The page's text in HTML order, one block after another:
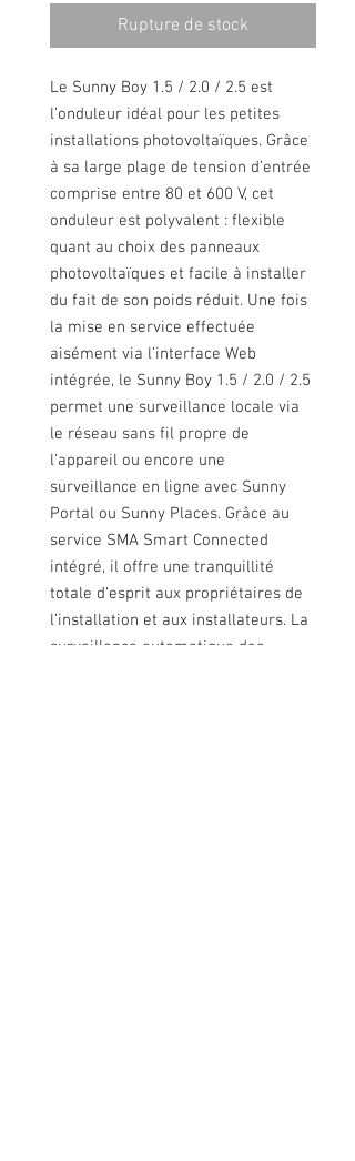
Rupture de stock
Le Sunny Boy 1.5 / 2.0 / 2.5 est
l’onduleur idéal pour les petites
installations photovoltaïques. Grâce
à sa large plage de tension d’entrée
comprise entre 80 et 600 V, cet
onduleur est polyvalent : flexible
quant au choix des panneaux
photovoltaïques et facile à installer
du fait de son poids réduit. Une fois
la mise en service effectuée
aisément via l’interface Web
intégrée, le Sunny Boy 1.5 / 2.0 / 2.5
permet une surveillance locale via
le réseau sans fil propre de
l’appareil ou encore une
surveillance en ligne avec Sunny
Portal ou Sunny Places. Grâce au
service SMA Smart Connected
intégré, il offre une tranquillité
totale d‘esprit aux propriétaires de
l’installation et aux installateurs. La
surveillance automatique des